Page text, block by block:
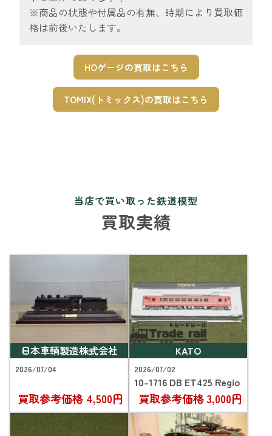
※商品の状態や付属品の有無、時期により買取価
格は前後いたします。
HOゲージの買取はこちら
TOMIX(トミックス)の買取はこちら
当店で買い取った鉄道模型
買取実績
日本車輌製造株式会社
2026/07/04
買取参考価格 4,500円
KATO
2026/07/02
10-1716 DB ET425 Regio
買取参考価格3,000円